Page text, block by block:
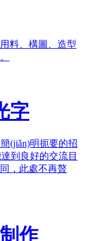
、構圖、造型
字
(jiǎn)明扼要的招
達到良好的交流目
，此處不再贅
作